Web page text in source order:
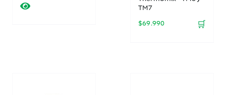
TM7
$69.990 🛒